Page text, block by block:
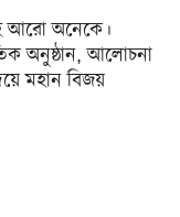
আরো অনেকে।
অনুষ্ঠান,আলোচনা
মহান বিজয়